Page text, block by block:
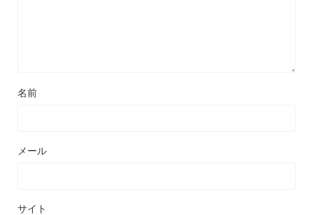
名前
メール
サイト